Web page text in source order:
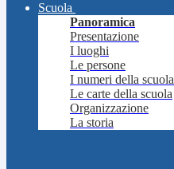
Scuola
Panoramica
Presentazione
I luoghi
Le persone
I numeri della scuola
Le carte della scuola
Organizzazione
La storia